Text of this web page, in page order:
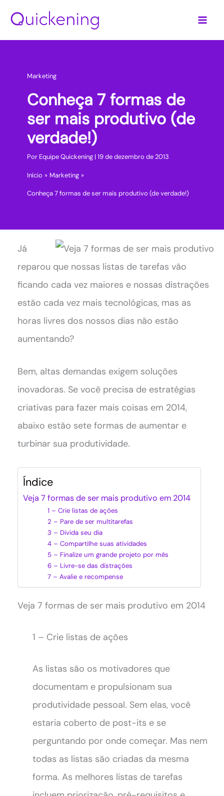
para
Marketing
Conheça 7 formas de
ser mais produtivo (de
verdade!)
Por Equipe Quickening | 19 de dezembro de 2013
Início Marketing
Conheça 7 formas de ser mais produtivo (de verdade!)
Já
reparou que nossas listas de tarefas vão
ficando cada vez maiores e nossas distrações
estão cada vez mais tecnológicas, mas as
horas livres dos nossos dias não estão
aumentando?
Bem, altas demandas exigem soluções
inovadoras. Se você precisa de estratégias
criativas para fazer mais coisas em 2014,
abaixo estão sete formas de aumentar e
turbinar sua produtividade.
Índice
Veja 7 formas de ser mais produtivo em 2014
1 – Crie listas de ações
2 – Pare de ser multitarefas
3 – Divida seu dia
4 – Compartilhe suas atividades
5 – Finalize um grande projeto por mês
6 – Livre-se das distrações
7 – Avalie e recompense
Veja 7 formas de ser mais produtivo em 2014
1 – Crie listas de ações
As listas são os motivadores que
documentam e propulsionam sua
produtividade pessoal. Sem elas, você
estaria coberto de post-its e se
perguntando por onde começar. Mas nem
todas as listas são criadas da mesma
forma. As melhores listas de tarefas